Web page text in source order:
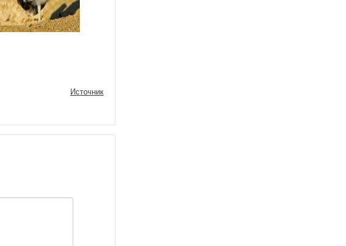
Источник